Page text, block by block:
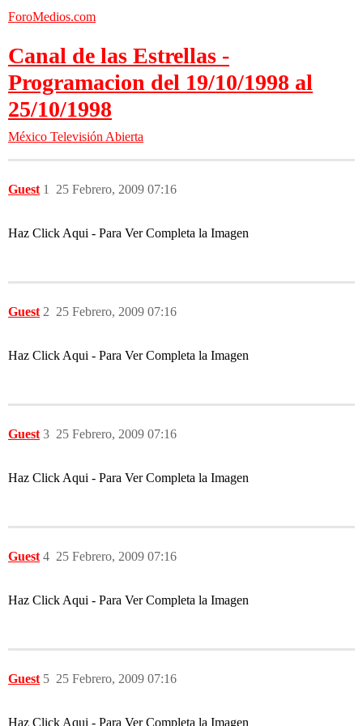
ForoMedios.com
Canal de las Estrellas -
Programacion del 19/10/1998 al
25/10/1998
México Televisión Abierta
Guest 25 Febrero, 2009 07:16
1
Haz Click Aqui - Para Ver Completa la Imagen
Guest 25 Febrero, 2009 07:16
2
Haz Click Aqui - Para Ver Completa la Imagen
Guest 25 Febrero, 2009 07:16
3
Haz Click Aqui - Para Ver Completa la Imagen
Guest 25 Febrero, 2009 07:16
4
Haz Click Aqui - Para Ver Completa la Imagen
Guest 25 Febrero, 2009 07:16
5
Haz Click Aqui - Para Ver Completa la Imagen